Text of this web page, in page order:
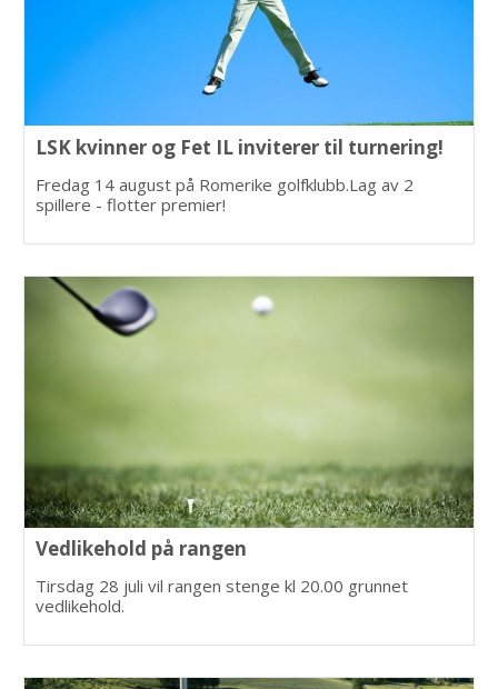
LSK kvinner og Fet IL inviterer til turnering!
Fredag 14 august på Romerike golfklubb.Lag av 2
spillere - flotter premier!
Vedlikehold på rangen
Tirsdag 28 juli vil rangen stenge kl 20.00 grunnet
vedlikehold.